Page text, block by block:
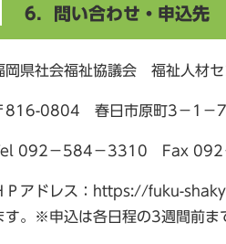
6．問い合わせ・申込先
県社会福祉協議会 福祉人材セ
0804 春日市原町3－1－7
092－584－3310 Fax 092
アドレス：https://fuku-
す。※申込は各日程の3週間前ま